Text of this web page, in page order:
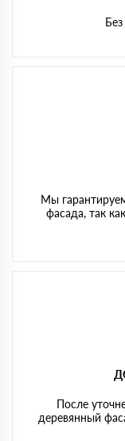
Мы
фасада, так
После
деревянный